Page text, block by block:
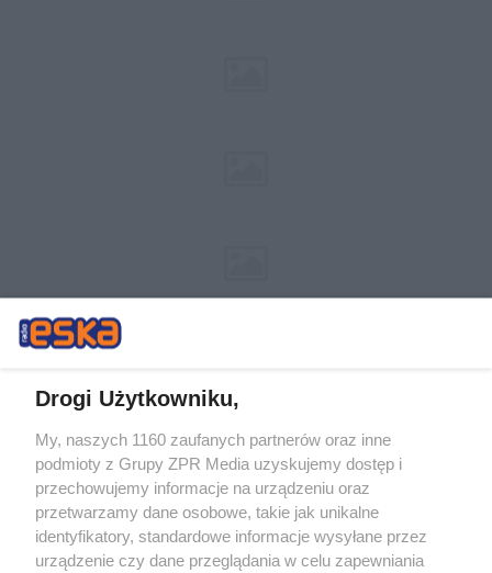
Żaden utwór zamieszczony w serwisie nie może być powielany i
rozpowszechniany lub dalej rozpowszechniany w jakikolwiek sposób (w
tym także elektroniczny lub mechaniczny) na jakimkolwiek polu
eksploatacji w jakiejkolwiek formie, włącznie z umieszczaniem w
Internecie bez pisemnej zgody właściciela praw. Jakiekolwiek użycie lub
wykorzystanie utworów w całości lub w części z naruszeniem prawa,
tzn. bez właściwej zgody, jest zabronione pod groźbą kary i może być
Drogi Użytkowniku,
My, naszych 1160 zaufanych partnerów oraz inne
podmioty z Grupy ZPR Media uzyskujemy dostęp i
przechowujemy informacje na urządzeniu oraz
przetwarzamy dane osobowe, takie jak unikalne
identyfikatory, standardowe informacje wysyłane przez
urządzenie czy dane przeglądania w celu zapewniania